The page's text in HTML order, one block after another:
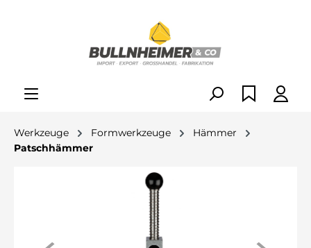
Werkzeuge Formwerkzeuge
Hämmer
Patschhämmer